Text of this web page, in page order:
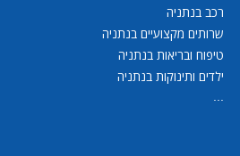
רכב בנתניה
שרותים מקצועיים בנתניה
טיפוח ובריאות בנתניה
ילדים ותינוקות בנתניה